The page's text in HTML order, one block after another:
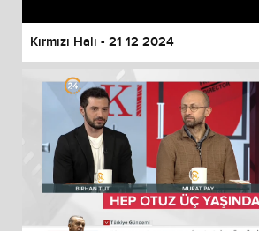
Kırmızı Halı - 21 12 2024